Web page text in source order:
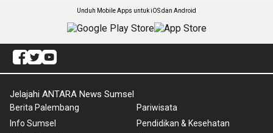
Unduh Mobile Apps untuk iOS dan Android
Jelajahi ANTARA News Sumsel
Berita Palembang
Info Sumsel
Pariwisata
Pendidikan & Kesehatan